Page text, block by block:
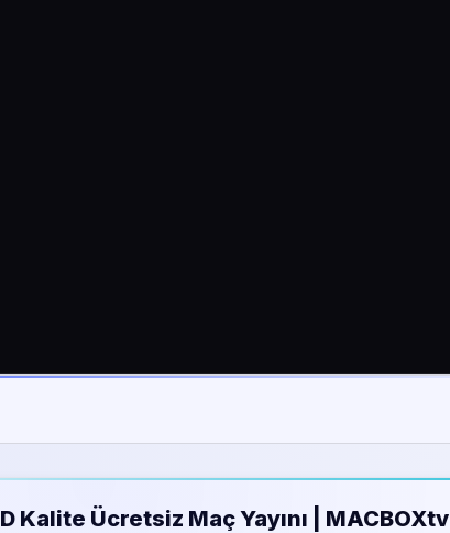
Kalite Ücretsiz Maç Yayını | MACBOXtv